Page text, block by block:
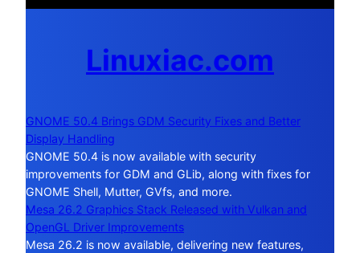
Linuxiac.com
GNOME 50.4 Brings GDM Security Fixes and Better
Display Handling
GNOME 50.4 is now available with security
improvements for GDM and GLib, along with fixes for
GNOME Shell, Mutter, GVfs, and more.
Mesa 26.2 Graphics Stack Released with Vulkan and
OpenGL Driver Improvements
Mesa 26.2 is now available, delivering new features,